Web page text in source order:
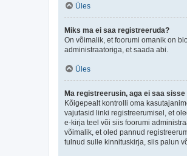
Üles
Miks ma ei saa registreeruda?
On võimalik, et foorumi omanik on
administraatoriga, et saada abi.
Üles
Ma registreerusin, aga ei saa sisse
Kõigepealt kontrolli oma
vajutasid linki registreerumisel, et
e-kirja teel või siis foorumi
võimalik, et oled pannud
tulnud sulle kinnituskirja, siis palun